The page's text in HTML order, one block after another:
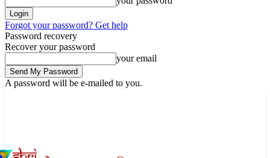
Forgot your password? Get help
Password recovery
Recover your password
your email
A password will be e-mailed to you.